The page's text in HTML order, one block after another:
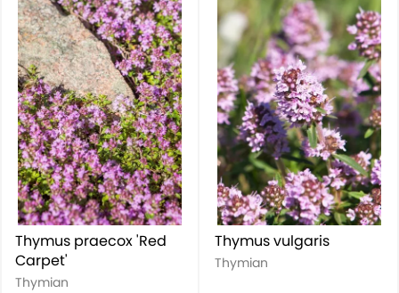
Thymus praecox 'Red
Carpet'
Thymian
Thymus vulgaris
Thymian